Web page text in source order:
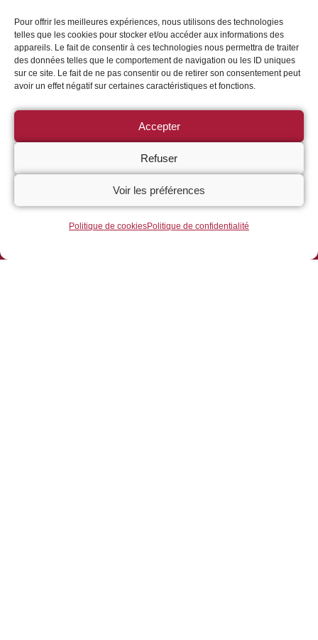
Pour offrir les meilleures expériences, nous utilisons des technologies
telles que les cookies pour stocker et/ou accéder aux informations des
appareils. Le fait de consentir à ces technologies nous permettra de traiter
des données telles que le comportement de navigation ou les ID uniques
sur ce site. Le fait de ne pas consentir ou de retirer son consentement peut
avoir un effet négatif sur certaines caractéristiques et fonctions.
Accepter
Refuser
Voir les préférences
Politique de cookiesPolitique de confidentialité
Le Belvédère de Saint-Benoît-sur-Loire, espace
interactif dédié à l’histoire et à l’architecture de
l’abbaye de Fleury, vous invite à un voyage
immersif entre médiation numérique et